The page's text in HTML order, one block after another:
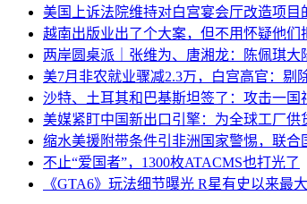
美国上诉法院维持对白宫宴会厅改造项
越南出版业出了个大案，但不用怀疑他们
两岸圆桌派｜张维为、唐湘龙：陈佩琪
美7月非农就业骤减2.3万，白宫高官：剔
沙特、土耳其和巴基斯坦签了：攻击一国
美媒紧盯中国新出口引擎：为全球工厂供
缩水美援附带条件引非洲国家警惕，联合
不止“爱国者”，1300枚ATACMS也打光了
《GTA6》玩法细节曝光 R星有史以来最